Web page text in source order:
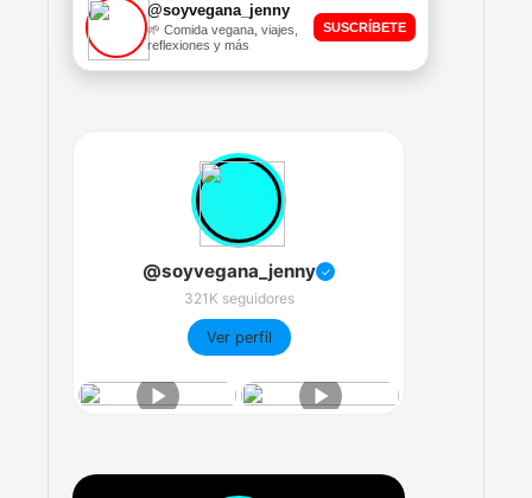
@soyvegana_jenny
🌱 Comida vegana, viajes,
reflexiones y más
SUSCRÍBETE
@soyvegana_jenny ✓
321K seguidores
Ver perfil